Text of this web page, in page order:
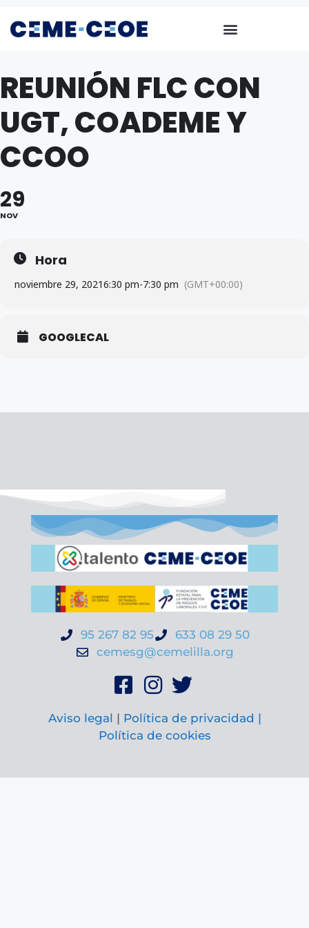
REUNIÓN FLC CON
UGT, COADEME Y
CCOO
29
NOV
Hora
noviembre 29, 20216:30 pm-7:30 pm (GMT+00:00)
GOOGLECAL
95 267 82 95
633 08 29 50
cemesg@cemelilla.org
Aviso legal | Política de privacidad |
Política de cookies